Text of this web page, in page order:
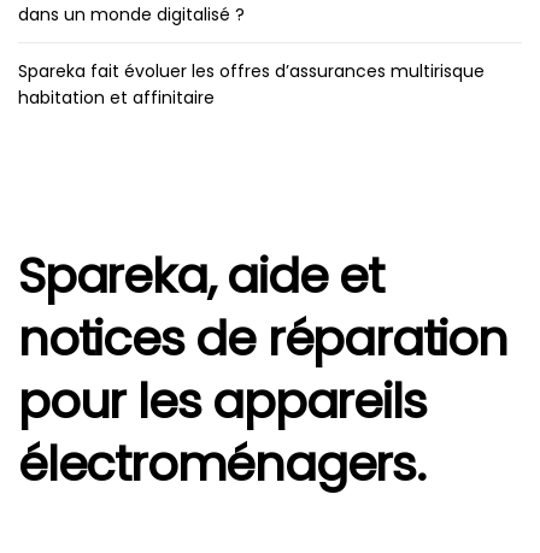
dans un monde digitalisé ?
Spareka fait évoluer les offres d’assurances multirisque
habitation et affinitaire
Spareka, aide et
notices de réparation
pour les appareils
électroménagers.